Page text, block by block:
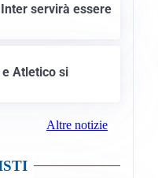
servirà essere
Atletico si
Altre notizie